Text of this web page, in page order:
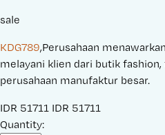
sale
KDG789,Perusahaan
melayani klien dari butik
perusahaan manufaktur besar.
S
a
IDR 51711 O
IDR 51711
Quantity: